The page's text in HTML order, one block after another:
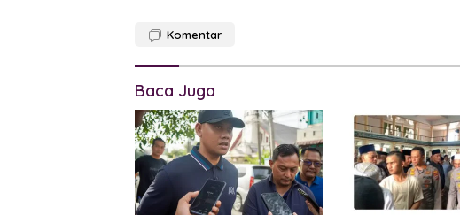
Komentar
Baca Juga